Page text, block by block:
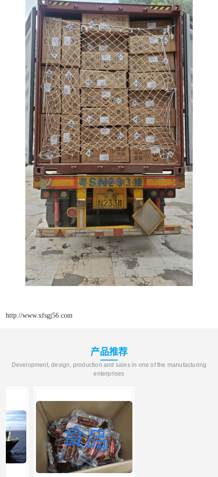
http://www.xfsgj56.com
产品推荐
Development, design, production and sales in one of the manufacturing
enterprises